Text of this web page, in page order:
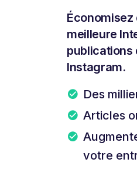
meilleure
publications
Instagram.
Des
Articles
votre